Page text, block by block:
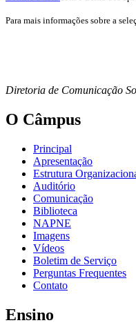
Para mais informações sobre a
Diretoria de Comunicação
O Câmpus
Principal
Apresentação
Estrutura
Auditório
Comunicação
Biblioteca
NAPNE
Imagens
Vídeos
Boletim de Serviço
Perguntas Frequentes
Contato
Ensino